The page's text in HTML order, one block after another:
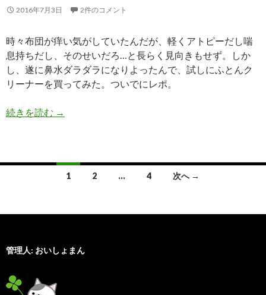
2016年7月3日 2件のコメント
時々布団が痒い気がしていたんだが、軽くアトピーだし喘
息持ちだし、そのせいだろ…と長らく見向きもせず。しか
し、遂に鼻水ダラダラになりよったんで、試しにふとんク
リーナーを買ってみた。ついでにレポ。
続きを読む 【臭い】布団掃除機で万年床の汚布団をお布団
→
稿
ビ
ゲ
1 2 … 4 次へ →
管理人: おいしょまん